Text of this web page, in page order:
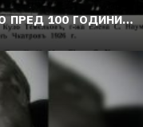
ПРЕД 100 ГОДИНИ…